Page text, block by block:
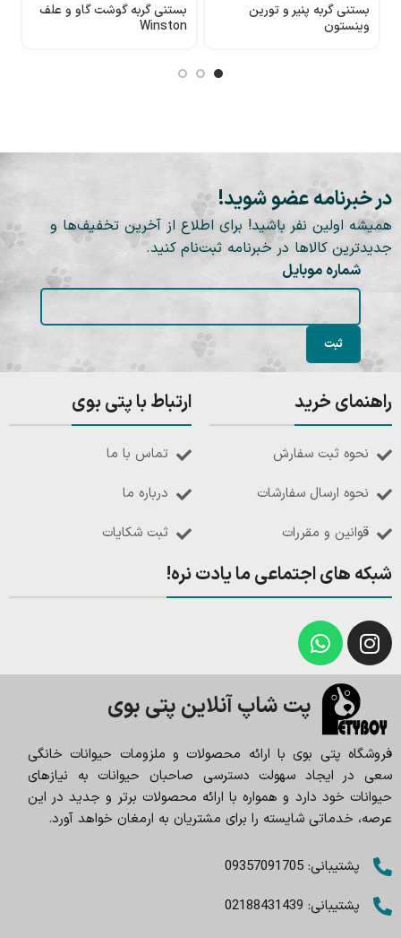
بستنی گربه پنیر و تورین
وینستون
بستنی گربه گوشت گاو و علف
Winston
در خبرنامه عضو شوید!
همیشه اولین نفر باشید! برای اطلاع از آخرین تخفیف‌ها و
جدیدترین کالاها در خبرنامه ثبت‌نام کنید.
شماره موبایل
راهنمای خرید
نحوه ثبت سفارش
نحوه ارسال سفارشات
قوانین و مقررات
ارتباط با پتی بوی
تماس با ما
درباره ما
ثبت شکایات
شبکه های اجتماعی ما یادت نره!
پت شاپ آنلاین پتی بوی
فروشگاه پتی بوی با ارائه محصولات و ملزومات حیوانات خانگی
سعی در ایجاد سهولت دسترسی صاحبان حیوانات به نیازهای
حیوانات خود دارد و همواره با ارائه محصولات برتر و جدید در این
عرصه، خدماتی شایسته را برای مشتریان به ارمغان خواهد آورد.
پشتیبانی: 09357091705
پشتیبانی: 02188431439